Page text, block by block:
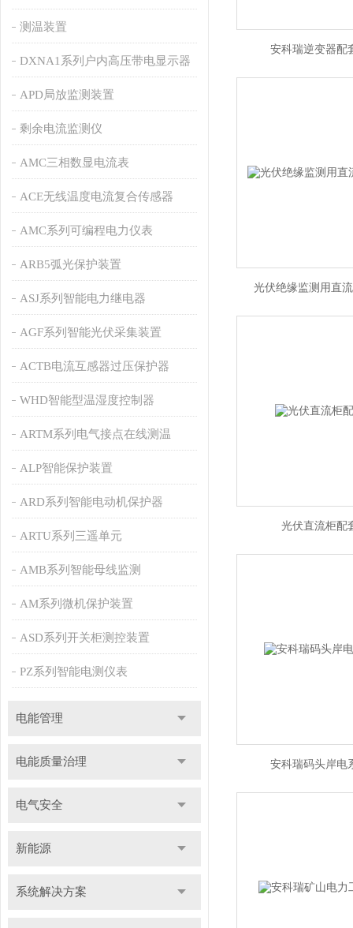
测温装置
DXNA1系列户内高压带电显示器
APD局放监测装置
剩余电流监测仪
AMC三相数显电流表
ACE无线温度电流复合传感器
AMC系列可编程电力仪表
ARB5弧光保护装置
ASJ系列智能电力继电器
AGF系列智能光伏采集装置
ACTB电流互感器过压保护器
WHD智能型温湿度控制器
ARTM系列电气接点在线测温
ALP智能保护装置
ARD系列智能电动机保护器
ARTU系列三遥单元
AMB系列智能母线监测
AM系列微机保护装置
ASD系列开关柜测控装置
PZ系列智能电测仪表
电能管理
电能质量治理
电气安全
新能源
系统解决方案
安科瑞逆变器配
光伏绝缘监测用直
光伏直流柜配
安科瑞码头岸电